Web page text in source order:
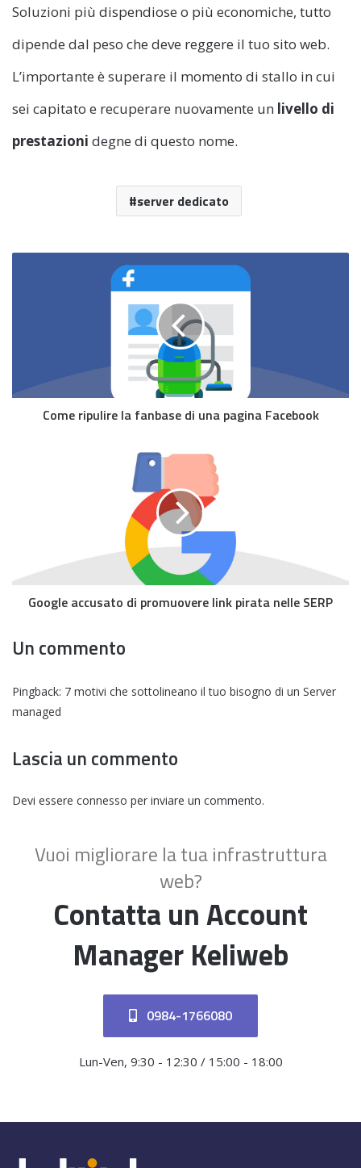
Soluzioni più dispendiose o più economiche, tutto
dipende dal peso che deve reggere il tuo sito web.
L’importante è superare il momento di stallo in cui
sei capitato e recuperare nuovamente un livello di
prestazioni degne di questo nome.
server dedicato
Come ripulire la fanbase di una pagina Facebook
Google accusato di promuovere link pirata nelle SERP
Un commento
Pingback: 7 motivi che sottolineano il tuo bisogno di un Server
managed
Lascia un commento
Devi essere connesso per inviare un commento.
Vuoi migliorare la tua infrastruttura
web?
Contatta un Account
Manager Keliweb
0984-1766080
Lun-Ven, 9:30 - 12:30 / 15:00 - 18:00